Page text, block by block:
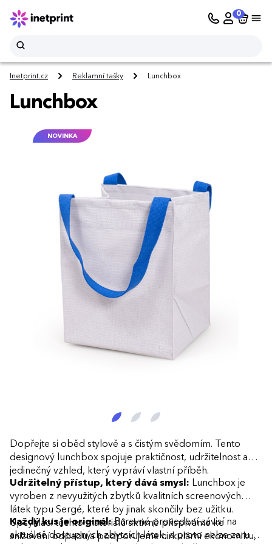
0
Inetprint.cz Reklamní tašky Lunchbox
Lunchbox
NOVINKA
Dopřejte si oběd stylově a s čistým svědomím. Tento
designový lunchbox spojuje praktičnost, udržitelnost a
jedinečný vzhled, který vypráví vlastní příběh.
Udržitelný přístup, který dává smysl: Lunchbox je
vyroben z nevyužitých zbytků kvalitních screenových
látek typu Sergé, které by jinak skončily bez užitku.
Upcyklací těchto materiálů aktivně přispíváme ke
snižování odpadu a podporujeme cirkulární ekonomiku,
Každý kus je originál:Barevné provedení závisí na
aktuálně dostupných zbytcích látek, a proto nelze zaručit